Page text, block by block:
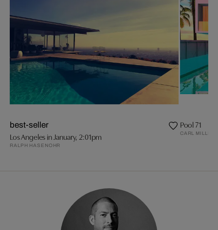
best-seller
Los Angeles in January, 2:01pm
RALPH HASENOHR
Pool 71
CARL MILLER